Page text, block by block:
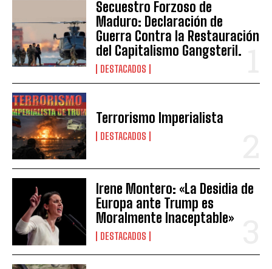
Secuestro Forzoso de
Maduro: Declaración de
Guerra Contra la Restauración
del Capitalismo Gangsteril.
DESTACADOS
Terrorismo Imperialista
DESTACADOS
Irene Montero: «La Desidia de
Europa ante Trump es
Moralmente Inaceptable»
DESTACADOS